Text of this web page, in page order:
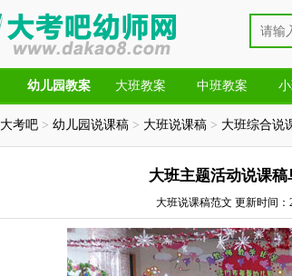
幼儿园教案 大班教案 中班教案
大考吧 > 幼儿园说课稿 > 大班说课稿 > 大班综合说
大班主题活动说课稿
大班说课稿范文 更新时间：